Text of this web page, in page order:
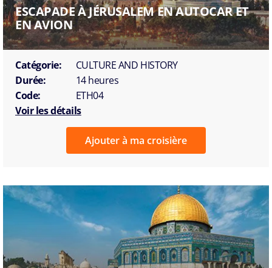
ESCAPADE À JÉRUSALEM EN AUTOCAR ET
EN AVION
Catégorie:
CULTURE AND HISTORY
Durée:
14 heures
Code:
ETH04
Voir les détails
Ajouter à ma croisière